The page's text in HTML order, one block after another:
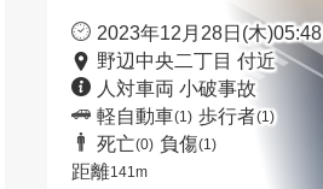
2023年12月28日(木)05:48
野辺中央二丁目 付近
人対車両 小破事故
軽自動車(1) 歩行者(1)
死亡(0) 負傷(1)
距離141m